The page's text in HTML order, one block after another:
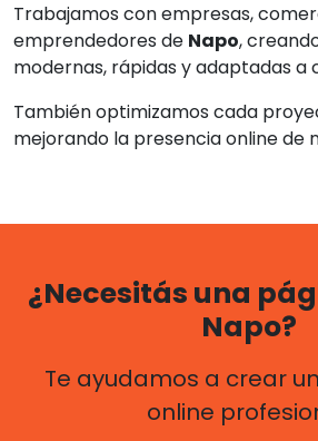
Trabajamos con empresas,
emprendedores de Napo,
modernas, rápidas y adaptadas a
También optimizamos cada
mejorando la presencia online de
¿Necesitás una
Napo?
Te ayudamos a crear
online